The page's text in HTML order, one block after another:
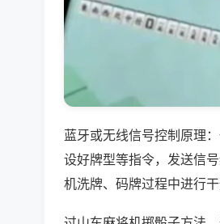
蓝牙或无线信号控制原理
设好牌型等指令，发送信
机洗牌、码牌过程中进行干